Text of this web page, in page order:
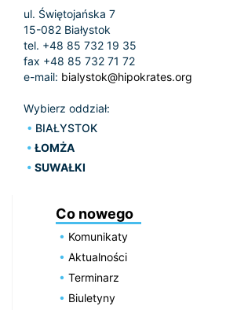
ul. Świętojańska 7
15-082 Białystok
tel. +48 85 732 19 35
fax +48 85 732 71 72
e-mail: bialystok@hipokrates.org
Wybierz oddział:
BIAŁYSTOK
ŁOMŻA
SUWAŁKI
Co nowego
Komunikaty
Aktualności
Terminarz
Biuletyny